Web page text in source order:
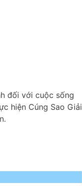
đối với cuộc sống
hiện Cúng Sao Giải